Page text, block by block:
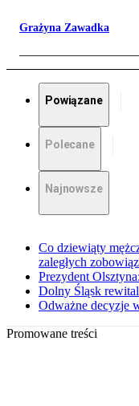
Grażyna Zawadka
Powiązane
Polecane
Najnowsze
Co dziewiąty
zaległych
Prezydent
Dolny Śląsk
Odważne decyzje
Promowane treści